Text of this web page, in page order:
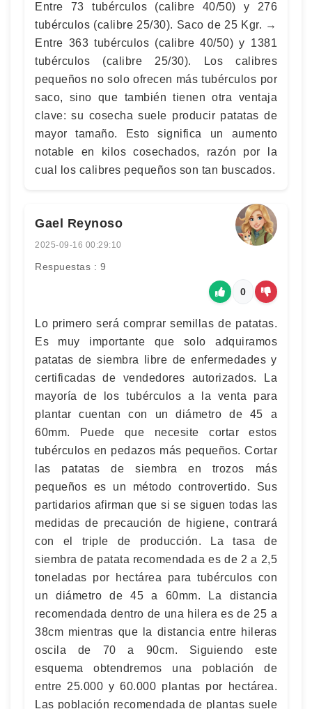
Entre 73 tubérculos (calibre 40/50) y 276
tubérculos (calibre 25/30). Saco de 25 Kgr. →
Entre 363 tubérculos (calibre 40/50) y 1381
tubérculos (calibre 25/30). Los calibres
pequeños no solo ofrecen más tubérculos por
saco, sino que también tienen otra ventaja
clave: su cosecha suele producir patatas de
mayor tamaño. Esto significa un aumento
notable en kilos cosechados, razón por la
cual los calibres pequeños son tan buscados.
Gael Reynoso
2025-09-16 00:29:10
Respuestas : 9
0
Lo primero será comprar semillas de patatas.
Es muy importante que solo adquiramos
patatas de siembra libre de enfermedades y
certificadas de vendedores autorizados. La
mayoría de los tubérculos a la venta para
plantar cuentan con un diámetro de 45 a
60mm. Puede que necesite cortar estos
tubérculos en pedazos más pequeños. Cortar
las patatas de siembra en trozos más
pequeños es un método controvertido. Sus
partidarios afirman que si se siguen todas las
medidas de precaución de higiene, contrará
con el triple de producción. La tasa de
siembra de patata recomendada es de 2 a 2,5
toneladas por hectárea para tubérculos con
un diámetro de 45 a 60mm. La distancia
recomendada dentro de una hilera es de 25 a
38cm mientras que la distancia entre hileras
oscila de 70 a 90cm. Siguiendo este
esquema obtendremos una población de
entre 25.000 y 60.000 plantas por hectárea.
Las población recomendada de plantas suele